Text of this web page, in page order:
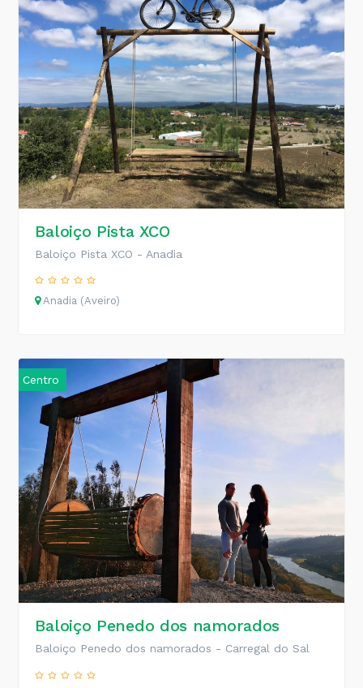
Baloiço Pista XCO
Baloiço Pista XCO - Anadia
Anadia (Aveiro)
Centro
Baloiço Penedo dos namorados
Baloiço Penedo dos namorados - Carregal do Sal